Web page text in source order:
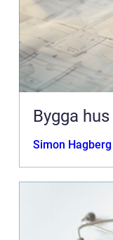
Simon Hagberg